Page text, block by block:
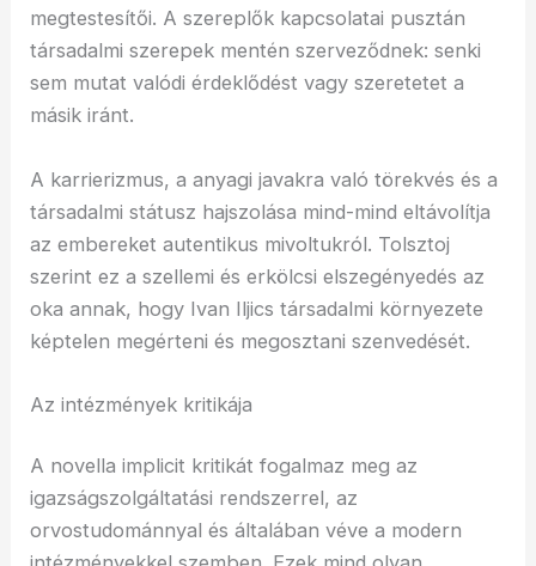
megtestesítői. A szereplők kapcsolatai pusztán
társadalmi szerepek mentén szerveződnek: senki
sem mutat valódi érdeklődést vagy szeretetet a
másik iránt.
A karrierizmus, a anyagi javakra való törekvés és a
társadalmi státusz hajszolása mind-mind eltávolítja
az embereket autentikus mivoltukról. Tolsztoj
szerint ez a szellemi és erkölcsi elszegényedés az
oka annak, hogy Ivan Iljics társadalmi környezete
képtelen megérteni és megosztani szenvedését.
Az intézmények kritikája
A novella implicit kritikát fogalmaz meg az
igazságszolgáltatási rendszerrel, az
orvostudománnyal és általában véve a modern